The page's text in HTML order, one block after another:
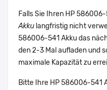
Falls Sie Ihren HP 586006-
Akku langfristig nicht
586006-541 Akku das
den 2-3 Mal aufladen und
maximale Kapazität zu
Bitte Ihre HP 586006-541